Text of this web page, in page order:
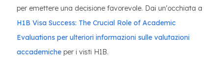
per emettere una decisione favorevole. Dai un'occhiata a
H1B Visa Success: The Crucial Role of Academic
Evaluations per ulteriori informazioni sulle valutazioni
accademiche per i visti H1B.